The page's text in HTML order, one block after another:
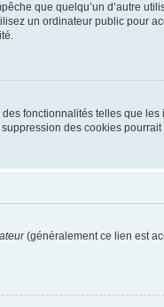
que quelqu’un d’autre
un ordinateur public pour
fonctionnalités telles que
des cookies
(généralement ce lien est